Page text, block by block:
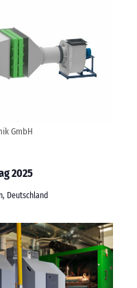
GmbH
2025
Deutschland